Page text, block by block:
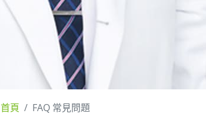
首頁 FAQ 常見問題